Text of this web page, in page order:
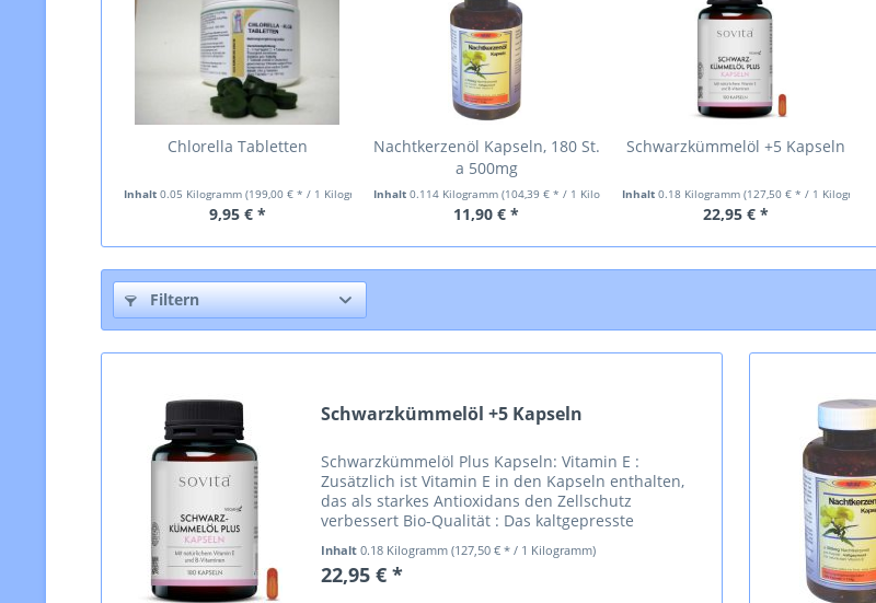
Chlorella Tabletten
Inhalt 0.05 Kilogramm (199,00 € * / 1 Kilogramm)
9,95 € *
Nachtkerzenöl Kapseln, 180 St.
a 500mg
Inhalt 0.114 Kilogramm (104,39 € * / 1 Kilogramm)
11,90 € *
Schwarzkümmelöl +5 Kapseln
Inhalt0.18 Kilogramm(127,50 € * / 1 Kilogramm)
22,95 € *
Filtern
Schwarzkümmelöl +5 Kapseln
Schwarzkümmelöl Plus Kapseln: Vitamin E :
Zusätzlich ist Vitamin E in den Kapseln enthalten,
das als starkes Antioxidans den Zellschutz
verbessert Bio-Qualität : Das kaltgepresste
Qualitätsstandards und...
Inhalt0.18 Kilogramm(127,50 € * / 1 Kilogramm)
22,95 € *